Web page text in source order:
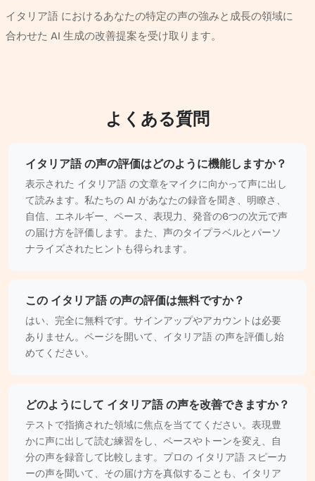
イタリア語 におけるあなたの特定の声の強みと成長の領域に
合わせた AI 生成の改善提案を受け取ります。
よくある質問
イタリア語 の声の評価はどのように機能しますか？
表示された イタリア語 の文章をマイクに向かって声に出し
て読みます。私たちの AI があなたの録音を聞き、明瞭さ、
自信、エネルギー、ペース、表現力、発音の6つの次元で声
の届け方を評価します。また、声のタイプラベルとパーソ
ナライズされたヒントも得られます。
この イタリア語 の声の評価は無料ですか？
はい、完全に無料です。サインアップやアカウントは必要
ありません。ページを開いて、イタリア語 の声を評価し始
めてください。
どのようにして イタリア語 の声を改善できますか？
テストで指摘された領域に焦点を当ててください。表現豊
かに声に出して読む練習をし、ペースやトーンを変え、自
分の声を録音して比較します。プロの イタリア語 スピーカ
ーの声を聞いて、その届け方を真似することも、イタリア